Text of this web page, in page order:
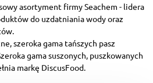
asortyment firmy Seachem - lidera
do uzdatniania wody oraz
szeroka gama tańszych pasz
gama suszonych, puszkowanych
markę DiscusFood.